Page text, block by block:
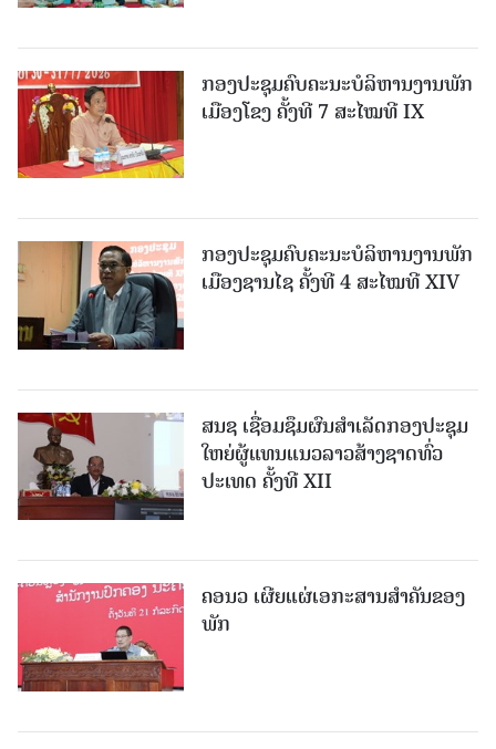
ກອງປະຊຸມຄົບຄະນະບໍລິຫານງານພັກ
ເມືອງໂຂງ ຄັ້ງທີ 7 ສະໄໝທີ IX
ກອງປະຊຸມຄົບຄະນະບໍລິຫານງານພັກ
ເມືອງຊານ​ໄຊ ຄັ້ງທີ 4 ສະໄໝທີ XIV
ສນຊ ເຊື່ອມຊຶມຜົນສໍາເລັດກອງປະຊຸມ
ໃຫຍ່ຜູ້ແທນແນວລາວສ້າງຊາດທົ່ວ
ປະເທດ ຄັ້ງທີ XII
ຄອນວ ເຜີຍແຜ່ເອກະສານສໍາຄັນຂອງ
ພັກ